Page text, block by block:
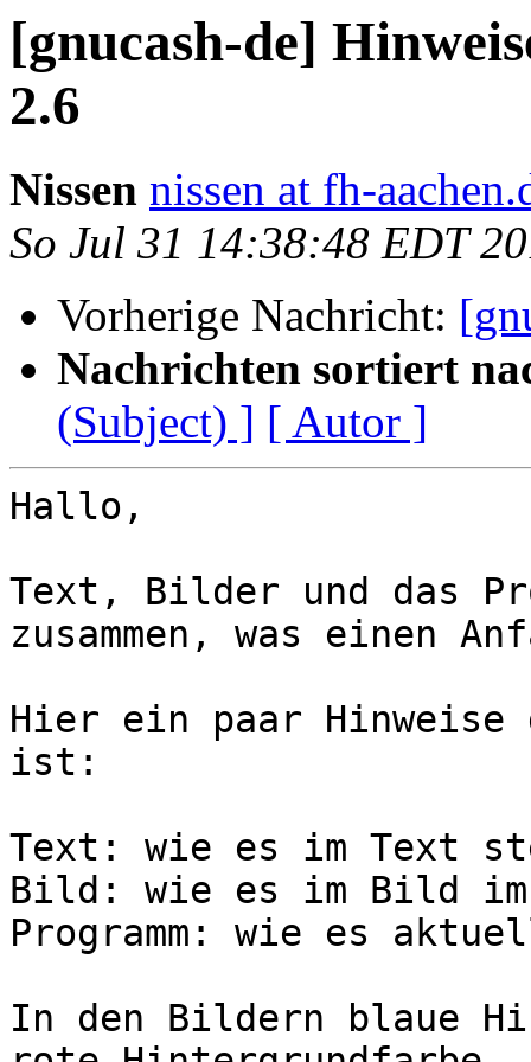
[gnucash-de]
2.6
Nissen nissen at fh-
So Jul 31 14:38:48 EDT
Vorherige Nachricht:
Nachrichten sortiert
(Subject) ] [ Autor ]
Hallo,
Text, Bilder und das
zusammen, was einen
Hier ein paar
ist:
Text: wie es im Text
Bild: wie es im Bild im
Programm: wie es
In den Bildern blaue